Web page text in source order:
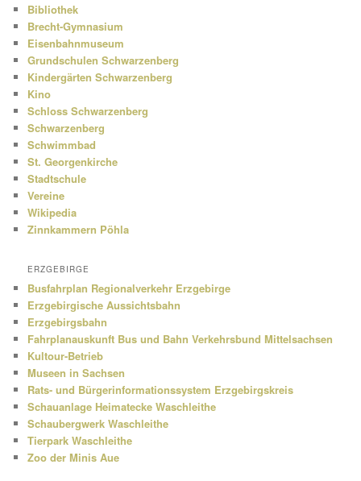
Bibliothek
Brecht-Gymnasium
Eisenbahnmuseum
Grundschulen Schwarzenberg
Kindergärten Schwarzenberg
Kino
Schloss Schwarzenberg
Schwarzenberg
Schwimmbad
St. Georgenkirche
Stadtschule
Vereine
Wikipedia
Zinnkammern Pöhla
ERZGEBIRGE
Busfahrplan Regionalverkehr Erzgebirge
Erzgebirgische Aussichtsbahn
Erzgebirgsbahn
Fahrplanauskunft Bus und Bahn Verkehrsbund Mittelsachsen
Kultour-Betrieb
Museen in Sachsen
Rats- und Bürgerinformationssystem Erzgebirgskreis
Schauanlage Heimatecke Waschleithe
Schaubergwerk Waschleithe
Tierpark Waschleithe
Zoo der Minis Aue